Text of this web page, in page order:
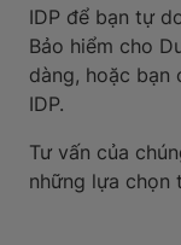
IDP để bạn tự
Bảo hiểm cho
dàng, hoặc
IDP.
Tư vấn của
những lựa chọn